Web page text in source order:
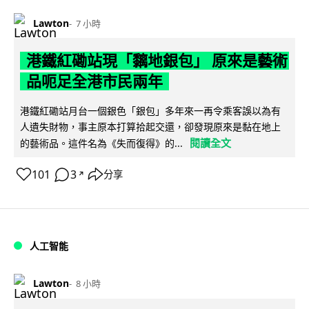
Lawton 7 小時
港鐵紅磡站現「黐地銀包」 原來是藝術
品呃足全港市民兩年
港鐵紅磡站月台一個銀色「銀包」多年來一再令乘客誤以為有
人遺失財物，事主原本打算拾起交還，卻發現原來是黏在地上
的藝術品。這件名為《失而復得》的...
閱讀全文
101 3 ↗ 分享
人工智能
Lawton 8 小時